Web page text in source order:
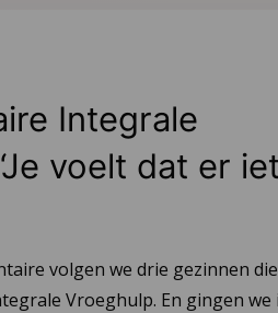
Integrale
voelt dat er
volgen we drie gezinnen die
Vroeghulp. En gingen we